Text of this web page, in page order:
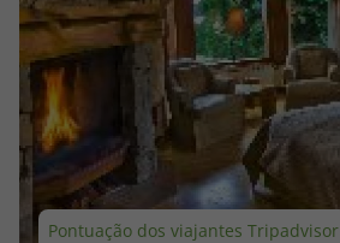
Promoções
Especialistas
Cheque Viagem
Rede de Lojas
Pontuação dos viajantes Tripadvisor